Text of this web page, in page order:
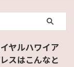
ヤルハワイア
スはこんなと